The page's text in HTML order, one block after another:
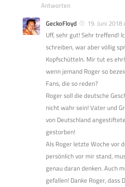
Antworten
GeckoFloyd
19. Juni 2018
Uff, sehr gut! Sehr treffend!
schreiben, war aber völlig
Kopfschütteln. Mir tut es
wenn jemand Roger so
Fans, die so reden?
Roger soll die deutsche
nicht wahr sein! Vater und
von Deutschland
gestorben!
Als Roger letzte Woche vor
persönlich vor mir stand,
genau daran denken. Auch
gefallen! Danke Roger, dass